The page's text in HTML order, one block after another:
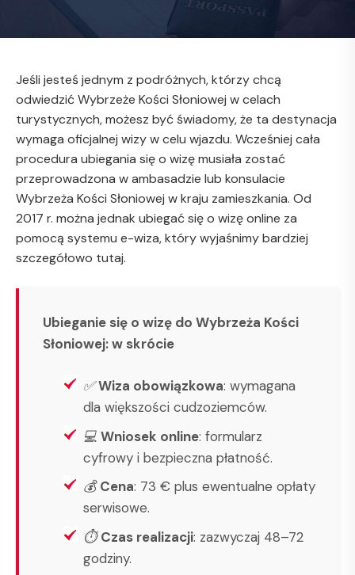
Jeśli jesteś jednym z podróżnych, którzy chcą
odwiedzić Wybrzeże Kości Słoniowej w celach
turystycznych, możesz być świadomy, że ta destynacja
wymaga oficjalnej wizy w celu wjazdu. Wcześniej cała
procedura ubiegania się o wizę musiała zostać
przeprowadzona w ambasadzie lub konsulacie
Wybrzeża Kości Słoniowej w kraju zamieszkania. Od
2017 r. można jednak ubiegać się o wizę online za
pomocą systemu e-wiza, który wyjaśnimy bardziej
szczegółowo tutaj.
Ubieganie się o wizę do Wybrzeża Kości
Słoniowej: w skrócie
✅Wiza obowiązkowa: wymagana
dla większości cudzoziemców.
💻 Wniosek online: formularz
cyfrowy i bezpieczna płatność.
💰Cena: 73 € plus ewentualne opłaty
serwisowe.
⏱Czas realizacji: zazwyczaj 48–72
godziny.